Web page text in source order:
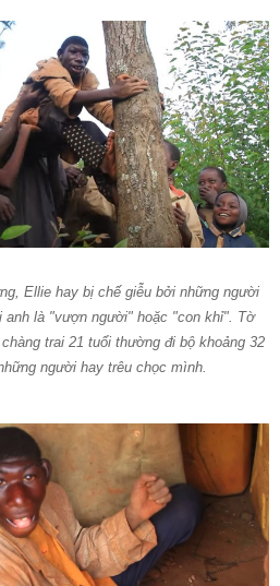
Ellie hay bị chế giễu bởi những người
anh là "vượn người" hoặc "con khỉ". Tờ
trai 21 tuổi thường đi bộ khoảng 32
người hay trêu chọc mình.